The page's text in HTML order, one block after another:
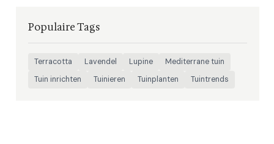
Populaire Tags
Terracotta Lavendel Lupine
Mediterrane tuin
Tuin inrichten
Tuinieren Tuinplanten Tuintrends